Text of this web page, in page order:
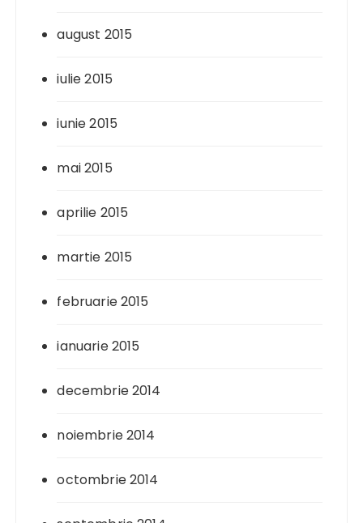
august 2015
iulie 2015
iunie 2015
mai 2015
aprilie 2015
martie 2015
februarie 2015
ianuarie 2015
decembrie 2014
noiembrie 2014
octombrie 2014